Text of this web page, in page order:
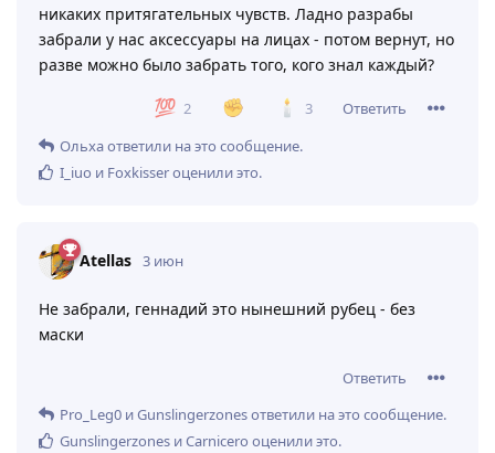
никаких притягательных чувств. Ладно разрабы
забрали у нас аксессуары на лицах - потом вернут, но
разве можно было забрать того, кого знал каждый?
2 3
Ответить
Ольхаответили на это сообщение.
I_iuo и Foxkisserоценили это.
Atellas 3 июн
Не забрали, геннадий это нынешний рубец - без
маски
Ответить
Pro_Leg0 иGunslingerzonesответили на это сообщение.
Gunslingerzones иCarnicero оценили это.